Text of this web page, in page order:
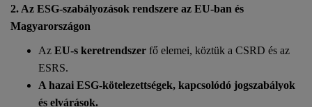
2. Az ESG-szabályozások rendszere az EU-ban és
Magyarországon
Az EU-s keretrendszer fő elemei, köztük a CSRD és az
ESRS.
A hazai ESG-kötelezettségek, kapcsolódó jogszabályok
és elvárások.